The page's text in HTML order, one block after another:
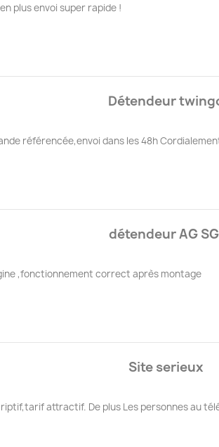
plus envoi super rapide !
Détendeur
référencée,envoi dans les 48h
détendeur AG
,fonctionnement correct après montage
Site serieux
attractif. De plus Les personnes au